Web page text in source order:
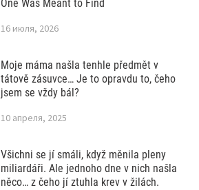
One Was Meant to Find
16 июля, 2026
Moje máma našla tenhle předmět v
tátově zásuvce… Je to opravdu to, čeho
jsem se vždy bál?
10 апреля, 2025
Všichni se jí smáli, když měnila pleny
miliardáři. Ale jednoho dne v nich našla
něco… z čeho jí ztuhla krev v žilách.